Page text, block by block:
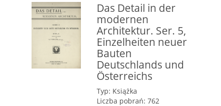
Das Detail in der
modernen
Architektur. Ser. 5,
Einzelheiten neuer
Bauten
Deutschlands und
Österreichs
Typ: Książka
Liczba pobrań: 762